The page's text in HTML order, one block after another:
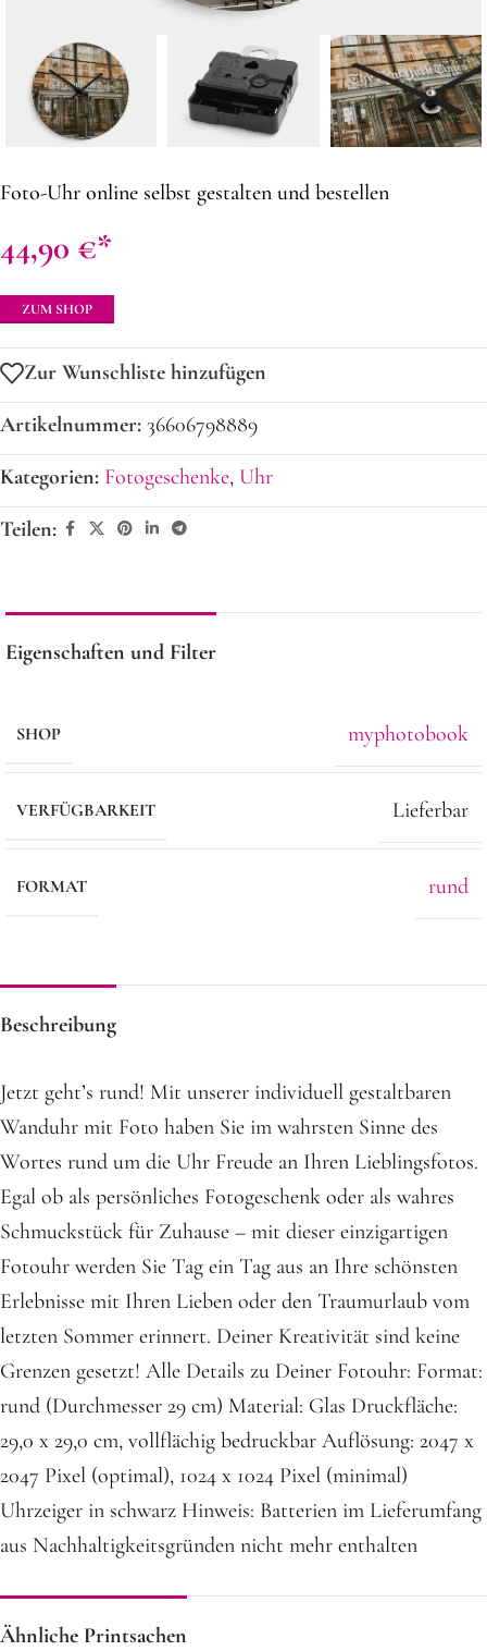
Foto-Uhr online selbst gestalten und bestellen
44,90 €
ZUM SHOP
Zur Wunschliste hinzufügen
Artikelnummer: 36606798889
Kategorien: Fotogeschenke, Uhr
Teilen:
Eigenschaften und Filter
SHOP myphotobook
VERFÜGBARKEIT Lieferbar
FORMAT rund
Beschreibung
Jetzt geht’s rund! Mit unserer individuell gestaltbaren
Wanduhr mit Foto haben Sie im wahrsten Sinne des
Wortes rund um die Uhr Freude an Ihren Lieblingsfotos.
Egal ob als persönliches Fotogeschenk oder als wahres
Schmuckstück für Zuhause – mit dieser einzigartigen
Fotouhr werden Sie Tag ein Tag aus an Ihre schönsten
Erlebnisse mit Ihren Lieben oder den Traumurlaub vom
letzten Sommer erinnert. Deiner Kreativität sind keine
Grenzen gesetzt! Alle Details zu Deiner Fotouhr: Format:
rund (Durchmesser 29 cm) Material: Glas Druckfläche:
29,0 x 29,0 cm, vollflächig bedruckbar Auflösung: 2047 x
2047 Pixel (optimal), 1024 x 1024 Pixel (minimal)
Uhrzeiger in schwarz Hinweis: Batterien im Lieferumfang
aus Nachhaltigkeitsgründen nicht mehr enthalten
Ähnliche Printsachen